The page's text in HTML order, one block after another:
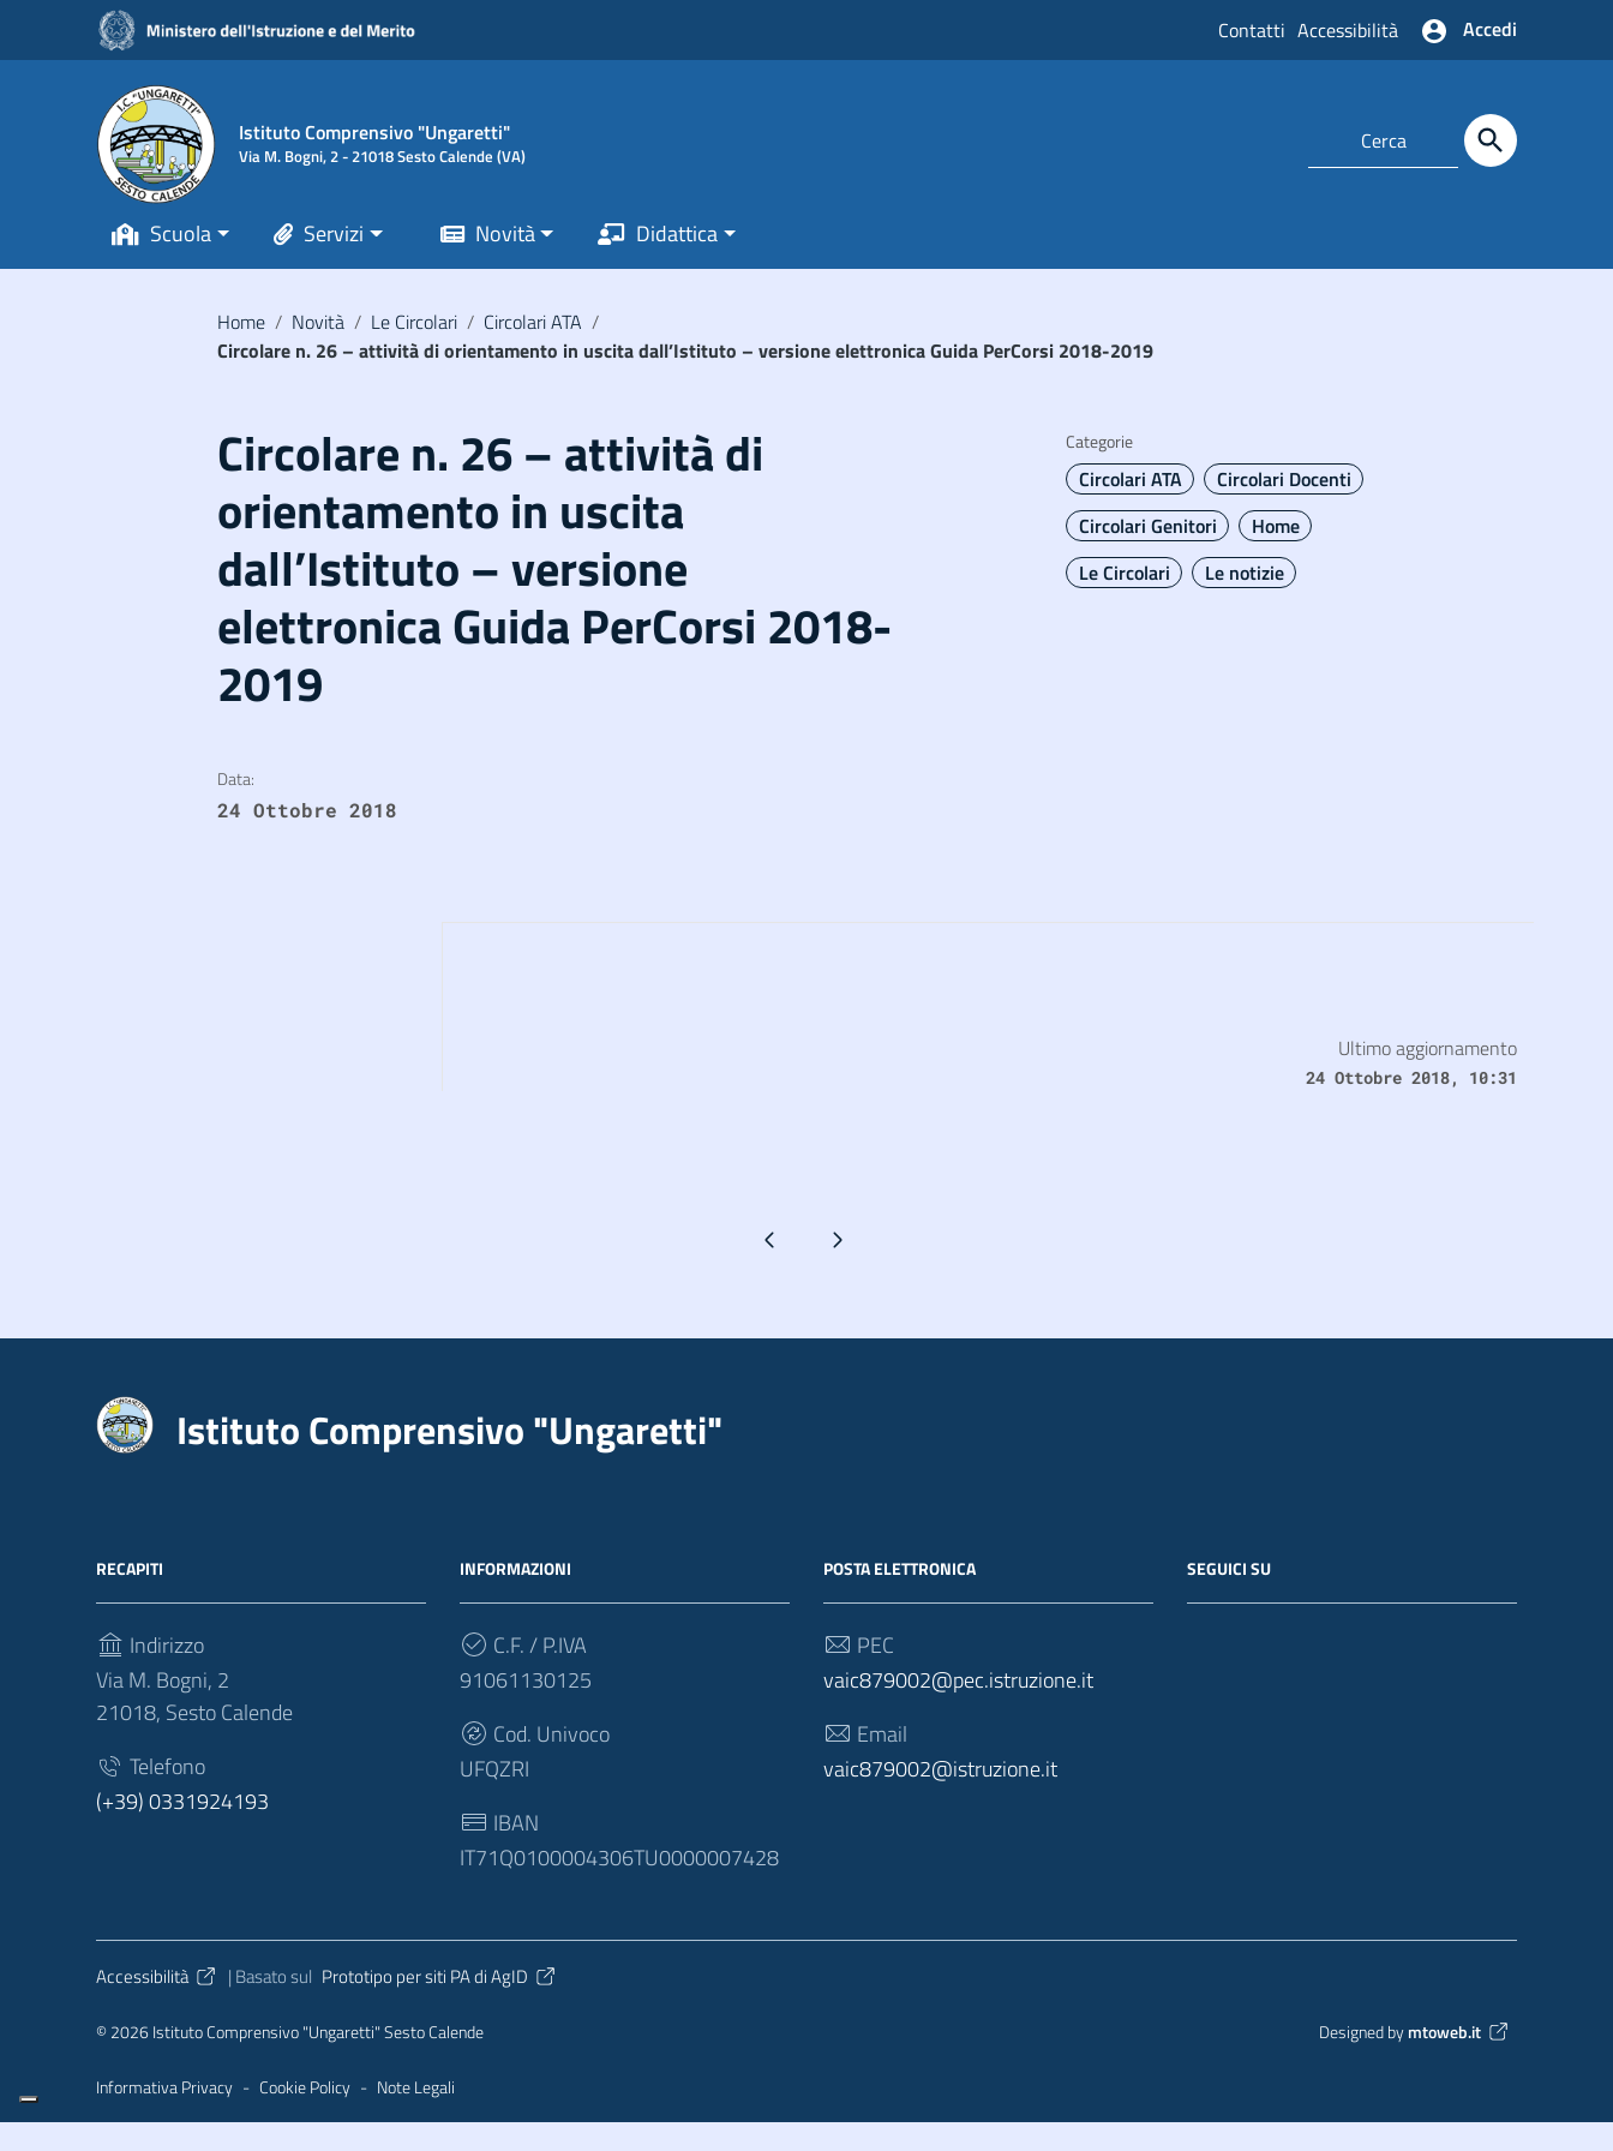
Vai ai contenuti
Vai al menu di navigazione
Vai al footer
Contatti Accessibilità Accedi
Istituto Comprensivo "Ungaretti"
Via M. Bogni, 2 - 21018 Sesto Calende (VA)
Scuola Servizi Novità Didattica
Home / Novità / Le Circolari / Circolari ATA /
Circolare n. 26 – attività di orientamento in uscita dall’Istituto – versione elettronica Guida PerCorsi 2018-2019
Circolare n. 26 – attività di
orientamento in uscita
dall’Istituto – versione
elettronica Guida PerCorsi 2018-
2019
Categorie
Circolari ATA
Circolari Docenti
Circolari Genitori
Home
Le Circolari
Le notizie
Data:
24 Ottobre 2018
Ultimo aggiornamento
24 Ottobre 2018, 10:31
Pagina precedentePagina successiva
Istituto Comprensivo "Ungaretti"
RECAPITI
Indirizzo
Via M. Bogni, 2
21018, Sesto Calende
Telefono
(+39) 0331924193
INFORMAZIONI
C.F. / P.IVA
91061130125
Cod. Univoco
UFQZRI
IBAN
IT71Q0100004306TU0000007428
POSTA ELETTRONICA
PEC
vaic879002@pec.istruzione.it
Email
vaic879002@istruzione.it
SEGUICI SU
Sezione Link Utili
Accessibilità | Basato sul Prototipo per siti PA di AgID
© 2026 Istituto Comprensivo "Ungaretti" Sesto Calende
Informativa Privacy - Cookie Policy - Note Legali
Designed by mtoweb.it